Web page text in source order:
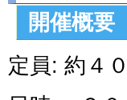
開催概要
定員: 約４